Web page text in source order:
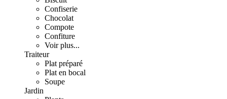
Confiserie
Chocolat
Compote
Confiture
Voir plus...
Traiteur
Plat préparé
Plat en bocal
Soupe
Jardin